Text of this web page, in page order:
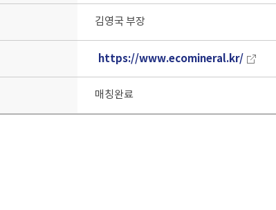
김영국 부장
https://www.ecomineral.kr/
매칭완료